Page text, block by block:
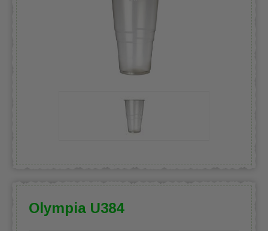
Olympia U384